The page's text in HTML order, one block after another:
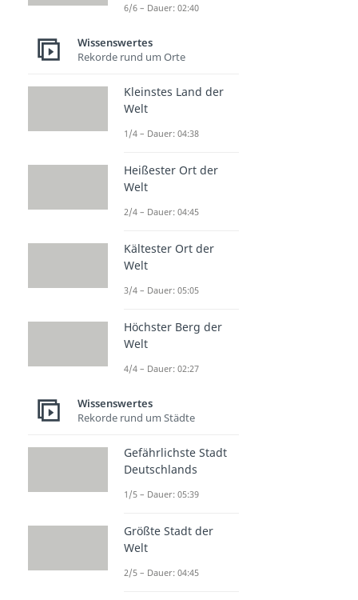
6/6 – Dauer: 02:40
Wissenswertes
Rekorde rund um Orte
Kleinstes Land der
Welt
1/4 – Dauer: 04:38
Heißester Ort der
Welt
2/4 – Dauer: 04:45
Kältester Ort der
Welt
3/4 – Dauer: 05:05
Höchster Berg der
Welt
4/4 – Dauer: 02:27
Wissenswertes
Rekorde rund um Städte
Gefährlichste Stadt
Deutschlands
1/5 – Dauer: 05:39
Größte Stadt der
Welt
2/5 – Dauer: 04:45